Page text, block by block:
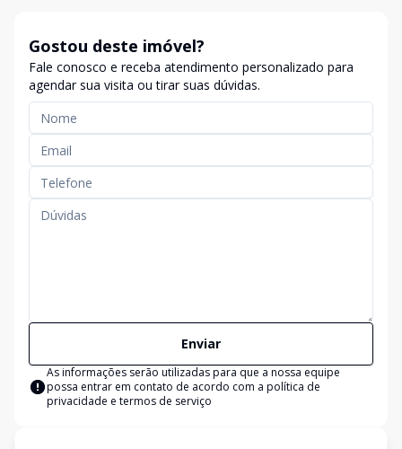
Gostou deste imóvel?
Fale conosco e receba atendimento personalizado para
agendar sua visita ou tirar suas dúvidas.
Enviar
As informações serão utilizadas para que a nossa equipe
possa entrar em contato de acordo com a política de
privacidade e termos de serviço